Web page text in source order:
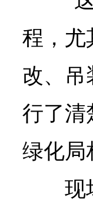
程，尤
改、吊
行了清
绿化局
现